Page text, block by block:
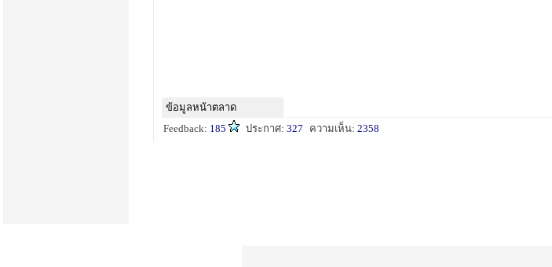
ข้อมูลหน้าตลาด
Feedback: 185 ประกาศ: 327 ความเห็น: 2358